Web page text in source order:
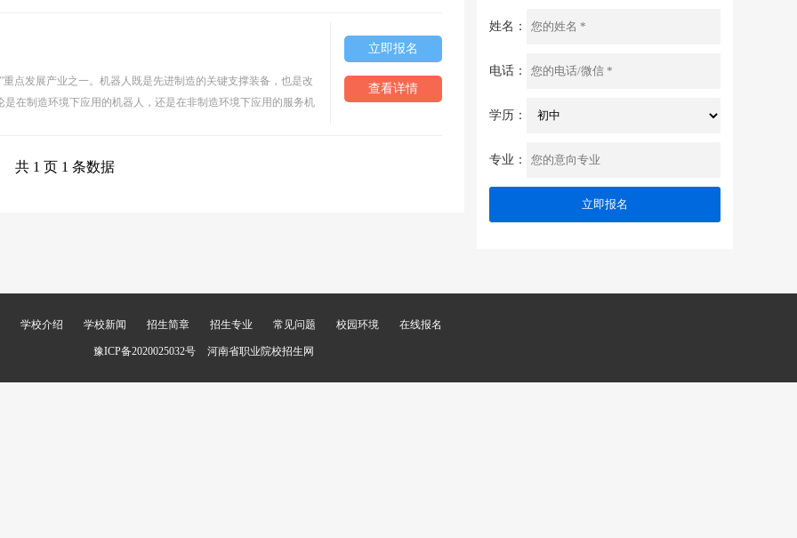
立即报名
查看详情
重点发展产业之一。机器人既是先进制造的关键支撑装备，也是改
在制造环境下应用的机器人，还是在非制造环境下应用的服务机
共 1 页 1 条数据
姓名：
电话：
学历：
专业：
学校介绍 学校新闻 招生简章 招生专业 常见问题 校园环境 在线报名
豫ICP备2020025032号 河南省职业院校招生网